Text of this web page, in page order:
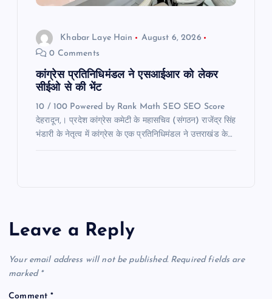
Khabar Laye Hain
August 6, 2026
0 Comments
कांग्रेस प्रतिनिधिमंडल ने एसआईआर को लेकर
सीईओ से की भेंट
10 / 100 Powered by Rank Math SEO SEO Score
देहरादून,। प्रदेश कांग्रेस कमेटी के महासचिव (संगठन) राजेंद्र सिंह
भंडारी के नेतृत्व में कांग्रेस के एक प्रतिनिधिमंडल ने उत्तराखंड के…
Leave a Reply
Your email address will not be published. Required fields are
marked *
Comment*